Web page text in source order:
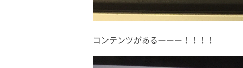
コンテンツがあるーーー！！！！